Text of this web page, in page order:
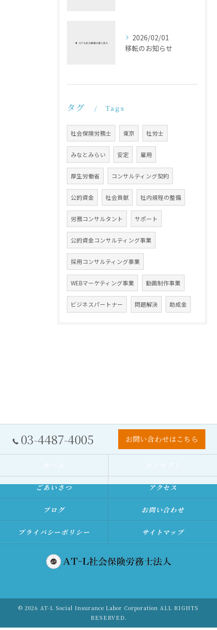
2026/02/01
移転のお知らせ
タグ Tags
社会保険労務士 東京 社労士
みなとみらい 安定 雇用
厚生労働省 コンサルティング契約
公的資金 社会貢献 社内規程の整備
労務コンサルタント サポート
公的資金コンサルティング事業
採用コンサルティング事業
WEBマーケティング事業 動画制作事業
ビジネスパートナー 問題解決 助成金
03-4487-4005 お問い合わせはこちら
ごあいさつ アクセス
ブログ お問い合わせ
プライバシーポリシー サイトマップ
© 2026 AT-L Social Insurance Labor Corporation ALL RIGHTS
RESERVED.